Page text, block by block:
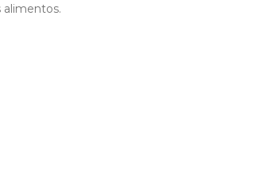
alimentos.